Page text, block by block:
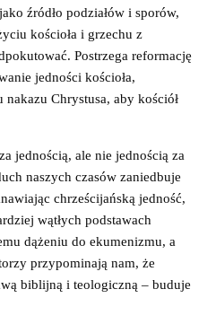
źródło podziałów i sporów,
kościoła i grzechu z
Postrzega reformację
jedności kościoła,
Chrystusa, aby kościół
jednością, ale nie jednością za
naszych czasów zaniedbuje
chrześcijańską jedność,
wątłych podstawach
dążeniu do ekumenizmu, a
przypominają nam, że
biblijną i teologiczną – buduje